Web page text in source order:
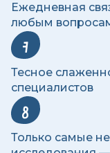
Ежедневная
любым
7
Тесное
специалистов
8
Только самые